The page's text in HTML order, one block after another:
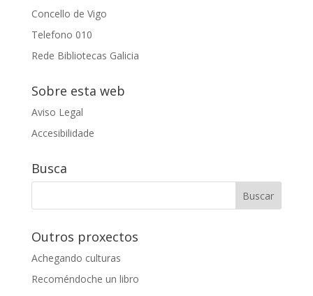
Concello de Vigo
Telefono 010
Rede Bibliotecas Galicia
Sobre esta web
Aviso Legal
Accesibilidade
Busca
Outros proxectos
Achegando culturas
Recoméndoche un libro